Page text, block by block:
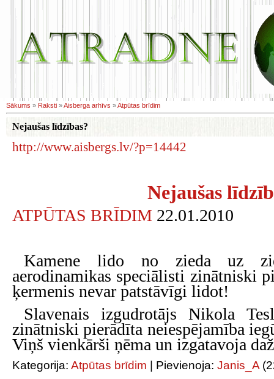
Sākums » Raksti »Aisberga arhīvs »Atpūtas brīdim
Nejaušas līdzības?
http://www.aisbergs.lv/?p=14442
Nejaušas
ATPŪTAS BRĪDIM 22.01.2010
Kamene lido no zieda uz
aerodinamikas speciālisti zinātniski
ķermenis nevar patstāvīgi lidot!
Slavenais izgudrotājs Nikola
zinātniski pierādīta neiespējamība
Viņš vienkārši ņēma un izgatavoja
Kategorija: Atpūtas brīdim Pievienoja: Janis_A